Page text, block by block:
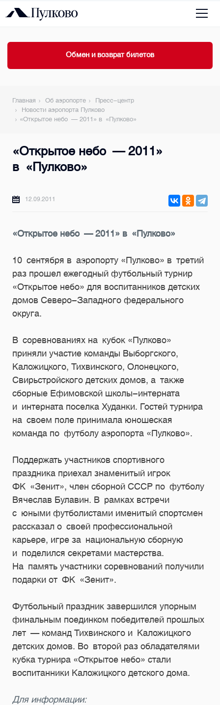
Обмен и возврат билетов
Главная Об аэропорте
Пресс-центр
Новости аэропорта Пулково
«Открытое небо — 2011» в «Пулково»
«Открытое небо — 2011»
в «Пулково»
12.09.2011
«Открытое небо — 2011» в «Пулково»
10 сентября в аэропорту «Пулково» в третий
раз прошел ежегодный футбольный турнир
«Открытое небо» для воспитанников детских
домов Северо-Западного федерального
округа.
В соревнованиях на кубок «Пулково»
приняли участие команды Выборгского,
Каложицкого, Тихвинского, Олонецкого,
Свирьстройского детских домов, а также
сборные Ефимовской школы-интерната
и интерната поселка Худанки. Гостей турнира
на своем поле принимала юношеская
команда по футболу аэропорта «Пулково».
Поддержать участников спортивного
праздника приехал знаменитый игрок
ФК «Зенит», член сборной СССР по футболу
Вячеслав Булавин. В рамках встречи
с юными футболистами именитый спортсмен
рассказал о своей профессиональной
карьере, игре за национальную сборную
и поделился секретами мастерства.
На память участники соревнований получили
подарки от ФК «Зенит».
Футбольный праздник завершился упорным
финальным поединком победителей прошлых
лет — команд Тихвинского и Каложицкого
детских домов. Во второй раз обладателями
кубка турнира «Открытое небо» стали
воспитанники Каложицкого детского дома.
Для информации: